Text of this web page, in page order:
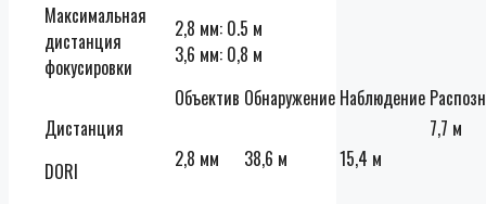
Максимальная
дистанция
фокусировки
2,8 мм: 0.5 м
3,6 мм: 0,8 м
Дистанция
DORI
Объектив Обнаружение Наблюдение
2,8 мм 38,6 м 15,4 м
7,7 м